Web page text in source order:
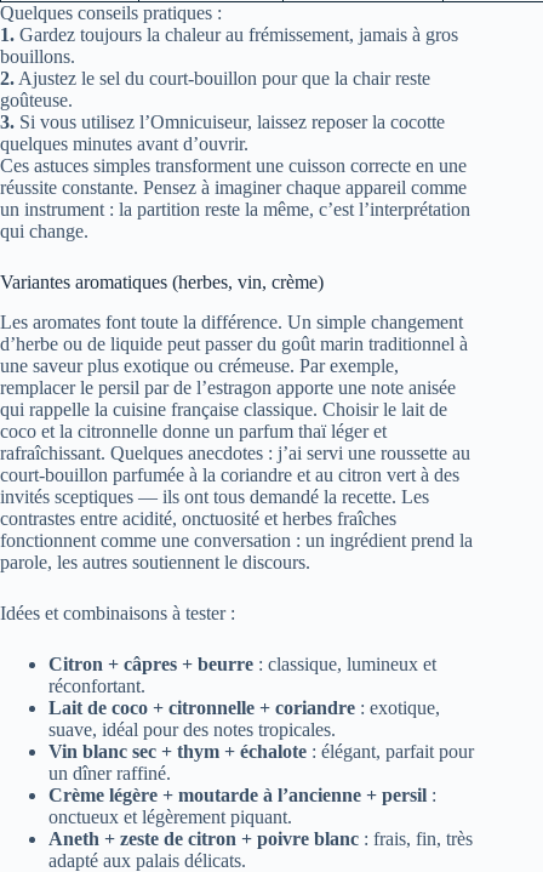
Quelques conseils pratiques :
1. Gardez toujours la chaleur au frémissement, jamais à gros
bouillons.
2. Ajustez le sel du court-bouillon pour que la chair reste
goûteuse.
3. Si vous utilisez l’Omnicuiseur, laissez reposer la cocotte
quelques minutes avant d’ouvrir.
Ces astuces simples transforment une cuisson correcte en une
réussite constante. Pensez à imaginer chaque appareil comme
un instrument : la partition reste la même, c’est l’interprétation
qui change.
Variantes aromatiques (herbes, vin, crème)
Les aromates font toute la différence. Un simple changement
d’herbe ou de liquide peut passer du goût marin traditionnel à
une saveur plus exotique ou crémeuse. Par exemple,
remplacer le persil par de l’estragon apporte une note anisée
qui rappelle la cuisine française classique. Choisir le lait de
coco et la citronnelle donne un parfum thaï léger et
rafraîchissant. Quelques anecdotes : j’ai servi une roussette au
court-bouillon parfumée à la coriandre et au citron vert à des
invités sceptiques — ils ont tous demandé la recette. Les
contrastes entre acidité, onctuosité et herbes fraîches
fonctionnent comme une conversation : un ingrédient prend la
parole, les autres soutiennent le discours.
Idées et combinaisons à tester :
Citron + câpres + beurre : classique, lumineux et
réconfortant.
Lait de coco + citronnelle + coriandre : exotique,
suave, idéal pour des notes tropicales.
Vin blanc sec + thym + échalote : élégant, parfait pour
un dîner raffiné.
Crème légère + moutarde à l’ancienne + persil :
onctueux et légèrement piquant.
Aneth + zeste de citron + poivre blanc : frais, fin, très
adapté aux palais délicats.